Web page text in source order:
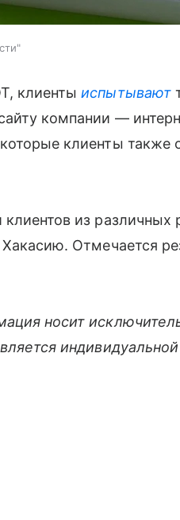
клиентыиспытывают
компании —
клиенты
клиентов из
Хакасию. Отмечается
носит